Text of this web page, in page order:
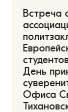
Встреча
День
Офиса